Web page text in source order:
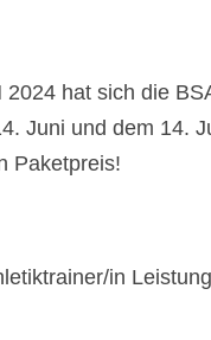
hat sich die
Juni und dem
Paketpreis!
in